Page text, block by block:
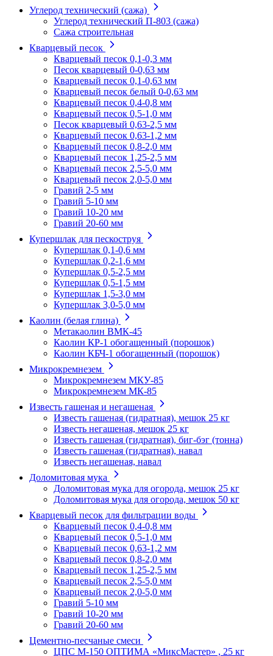
Углерод технический (сажа)
Углерод технический П-803 (сажа)
Сажа строительная
Кварцевый песок
Кварцевый песок 0,1-0,3 мм
Песок кварцевый 0-0,63 мм
Кварцевый песок 0,1-0,63 мм
Кварцевый песок белый 0-0,63 мм
Кварцевый песок 0,4-0,8 мм
Кварцевый песок 0,5-1,0 мм
Песок кварцевый 0,63-2,5 мм
Кварцевый песок 0,63-1,2 мм
Кварцевый песок 0,8-2,0 мм
Кварцевый песок 1,25-2,5 мм
Кварцевый песок 2,5-5,0 мм
Кварцевый песок 2,0-5,0 мм
Гравий 2-5 мм
Гравий 5-10 мм
Гравий 10-20 мм
Гравий 20-60 мм
Купершлак для пескоструя
Купершлак 0,1-0,6 мм
Купершлак 0,2-1,6 мм
Купершлак 0,5-2,5 мм
Купершлак 0,5-1,5 мм
Купершлак 1,5-3,0 мм
Купершлак 3,0-5,0 мм
Каолин (белая глина)
Метакаолин ВМК-45
Каолин КР-1 обогащенный (порошок)
Каолин КБЧ-1 обогащенный (порошок)
Микрокремнезем
Микрокремнезем МКУ-85
Микрокремнезем МК-85
Известь гашеная и негашеная
Известь гашеная (гидратная), мешок 25 кг
Известь негашеная, мешок 25 кг
Известь гашеная (гидратная), биг-бэг (тонна)
Известь гашеная (гидратная), навал
Известь негашеная, навал
Доломитовая мука
Доломитовая мука для огорода, мешок 25 кг
Доломитовая мука для огорода, мешок 50 кг
Кварцевый песок для фильтрации воды
Кварцевый песок 0,4-0,8 мм
Кварцевый песок 0,5-1,0 мм
Кварцевый песок 0,63-1,2 мм
Кварцевый песок 0,8-2,0 мм
Кварцевый песок 1,25-2,5 мм
Кварцевый песок 2,5-5,0 мм
Кварцевый песок 2,0-5,0 мм
Гравий 5-10 мм
Гравий 10-20 мм
Гравий 20-60 мм
Цементно-песчаные смеси
ЦПС М-150 ОПТИМА «МиксМастер» , 25 кг